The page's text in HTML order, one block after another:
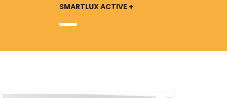
SMARTLUX ACTIVE +